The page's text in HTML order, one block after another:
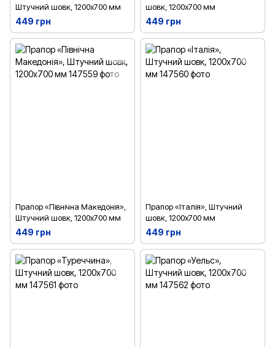
Штучний шовк, 1200х700 мм
449 грн
шовк, 1200х700 мм
449 грн
Прапор «Північна Македонія»,
Штучний шовк, 1200х700 мм
449 грн
Прапор «Італія», Штучний
шовк, 1200х700 мм
449 грн